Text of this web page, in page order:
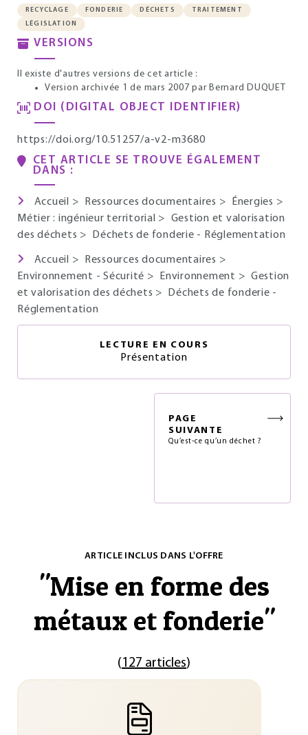
RECYCLAGE FONDERIE DÉCHETS
TRAITEMENT
LÉGISLATION
VERSIONS
Il existe d'autres versions de cet article :
Version archivée 1 de mars 2007 par Bernard DUQUET
DOI (DIGITAL OBJECT IDENTIFIER)
https://doi.org/10.51257/a-v2-m3680
CET ARTICLE SE TROUVE ÉGALEMENT
DANS :
Accueil > Ressources documentaires > Énergies >
Métier : ingénieur territorial > Gestion et valorisation
des déchets > Déchets de fonderie - Réglementation
Accueil > Ressources documentaires >
Environnement - Sécurité > Environnement > Gestion
et valorisation des déchets >
Déchets de fonderie -
Réglementation
LECTURE EN COURS
Présentation
PAGE
SUIVANTE
Qu’est-ce qu’un déchet ?
ARTICLE INCLUS DANS L'OFFRE
"Mise en forme des
métaux et fonderie"
(127 articles)